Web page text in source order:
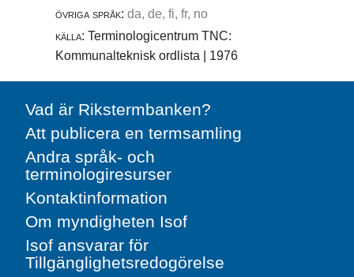
övriga språk: da, de, fi, fr, no
källa: Terminologicentrum TNC:
Kommunalteknisk ordlista | 1976
Vad är Rikstermbanken?
Att publicera en termsamling
Andra språk- och
terminologiresurser
Kontaktinformation
Om myndigheten Isof
Isof ansvarar för
Tillgänglighetsredogörelse